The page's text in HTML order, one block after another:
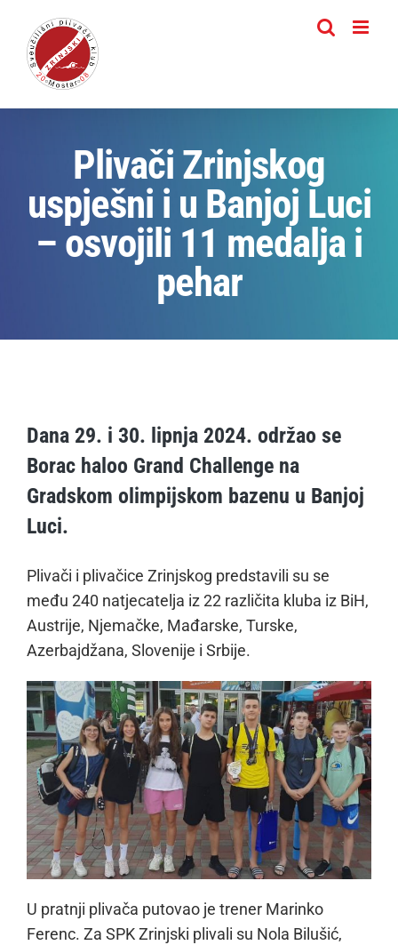
content
Plivači Zrinjskog
uspješni i u Banjoj Luci
– osvojili 11 medalja i
pehar
Dana 29. i 30. lipnja 2024. održao se
Borac haloo Grand Challenge na
Gradskom olimpijskom bazenu u Banjoj
Luci.
Plivači i plivačice Zrinjskog predstavili su se
među 240 natjecatelja iz 22 različita kluba iz BiH,
Austrije, Njemačke, Mađarske, Turske,
Azerbajdžana, Slovenije i Srbije.
U pratnji plivača putovao je trener Marinko
Ferenc. Za SPK Zrinjski plivali su Nola Bilušić,